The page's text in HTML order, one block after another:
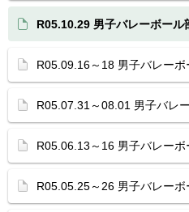
R05.10.29 男子バレーボール
R05.09.16～18 男子バレー
R05.07.31～08.01 男子バレ
R05.06.13～16 男子バレー
R05.05.25～26 男子バレー